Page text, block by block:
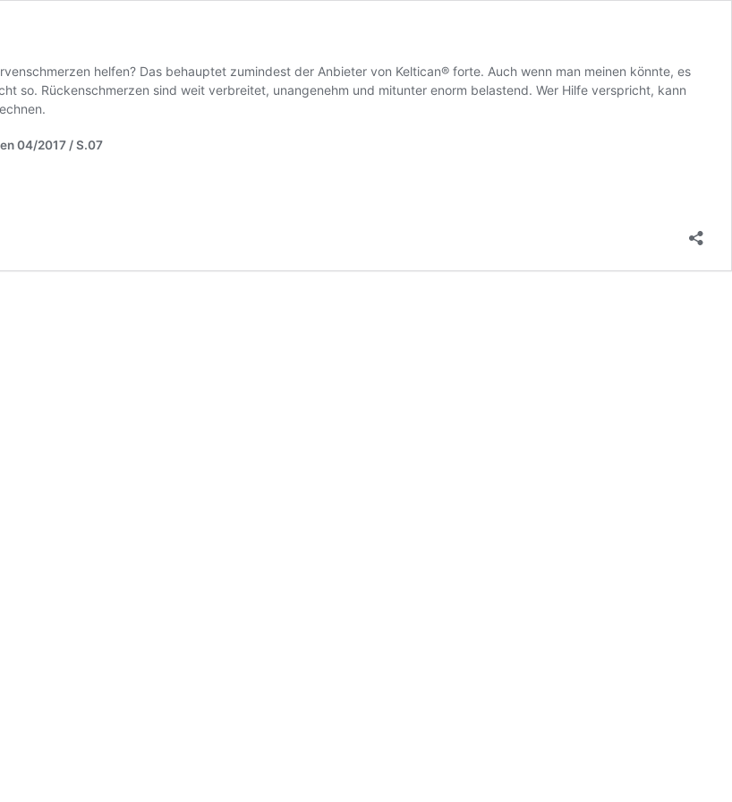
helfen? Das behauptet zumindest der Anbieter von Keltican® forte. Auch wenn man meinen könnte, es
so. Rückenschmerzen sind weit verbreitet, unangenehm und mitunter enorm belastend. Wer Hilfe verspricht, kann
04/2017 / S.07